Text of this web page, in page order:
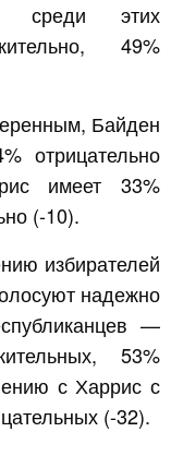
среди этих
49%
Байден
отрицательно
имеет 33%
(-10).
избирателей
надежно
—
53%
с Харрис с
(-32).